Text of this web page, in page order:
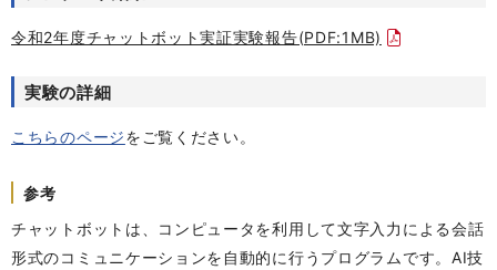
令和2年度チャットボット実証実験報告(PDF:1MB)
実験の詳細
こちらのページをご覧ください。
参考
チャットボットは、コンピュータを利用して文字入力による会話
形式のコミュニケーションを自動的に行うプログラムです。AI技